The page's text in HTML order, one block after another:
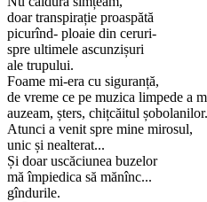
doar transpirație proaspătă
picurînd- ploaie din ceruri-
spre ultimele ascunzișuri
ale trupului.
Foame mi-era cu siguranță,
de vreme ce pe muzica limpede a
auzeam, șters, chițcăitul șobolanilor.
Atunci a venit spre mine mirosul,
unic și nealterat...
Și doar uscăciunea buzelor
mă împiedica să mănînc...
gîndurile.